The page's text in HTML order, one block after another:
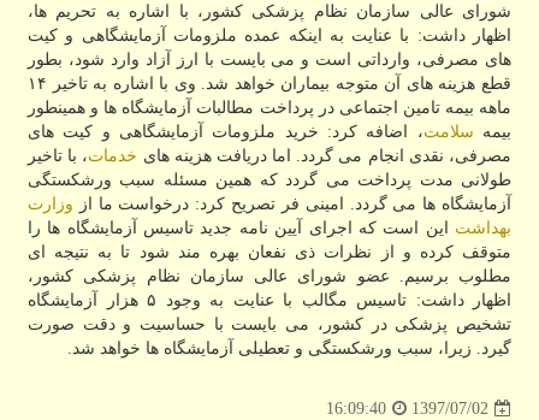
شورای عالی سازمان نظام پزشكی كشور، با اشاره به تحریم ها،
اظهار داشت: با عنایت به اینكه عمده ملزومات آزمایشگاهی و كیت
های مصرفی، وارداتی است و می بایست با ارز آزاد وارد شود، بطور
قطع هزینه های آن متوجه بیماران خواهد شد. وی با اشاره به تاخیر ۱۴
ماهه بیمه تامین اجتماعی در پرداخت مطالبات آزمایشگاه ها و همینطور
بیمه سلامت، اضافه كرد: خرید ملزومات آزمایشگاهی و كیت های
مصرفی، نقدی انجام می گردد. اما دریافت هزینه های خدمات، با تاخیر
طولانی مدت پرداخت می گردد كه همین مسئله سبب ورشكستگی
آزمایشگاه ها می گردد. امینی فر تصریح كرد: درخواست ما از وزارت
بهداشت این است كه اجرای آیین نامه جدید تاسیس آزمایشگاه ها را
متوقف كرده و از نظرات ذی نفعان بهره مند شود تا به نتیجه ای
مطلوب برسیم. عضو شورای عالی سازمان نظام پزشكی كشور،
اظهار داشت: تاسیس مگالب با عنایت به وجود ۵ هزار آزمایشگاه
تشخیص پزشكی در كشور، می بایست با حساسیت و دقت صورت
گیرد. زیرا، سبب ورشكستگی و تعطیلی آزمایشگاه ها خواهد شد.
1397/07/02
16:09:40